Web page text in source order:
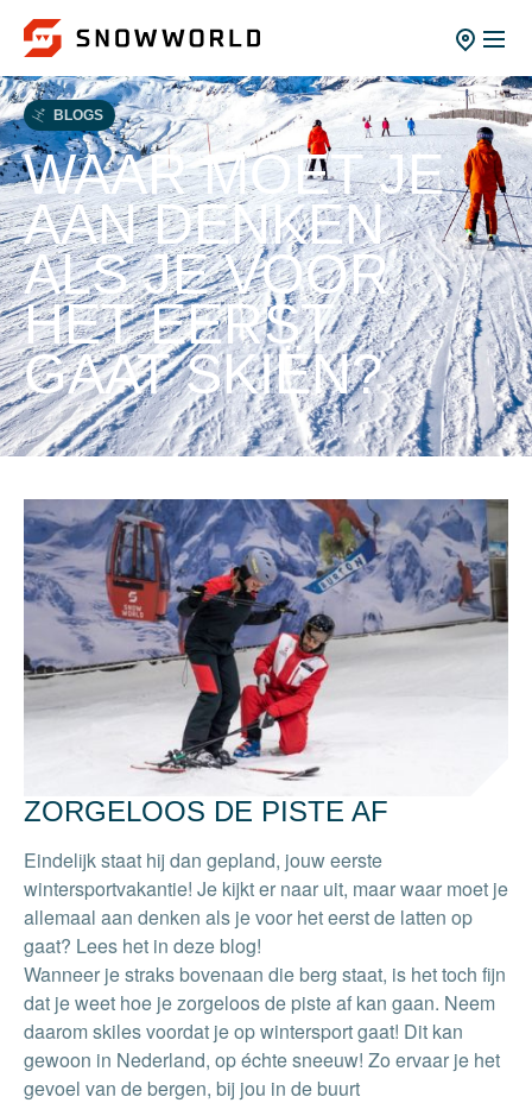
BLOGS
WAAR MOET JE
AAN DENKEN
ALS JE VOOR
HET EERST
GAAT SKIËN?
ZORGELOOS DE PISTE AF
Eindelijk staat hij dan gepland, jouw eerste
wintersportvakantie! Je kijkt er naar uit, maar waar moet je
allemaal aan denken als je voor het eerst de latten op
gaat? Lees het in deze blog!
Wanneer je straks bovenaan die berg staat, is het toch fijn
dat je weet hoe je zorgeloos de piste af kan gaan. Neem
daarom skiles voordat je op wintersport gaat! Dit kan
gewoon in Nederland, op échte sneeuw! Zo ervaar je het
gevoel van de bergen, bij jou in de buurt